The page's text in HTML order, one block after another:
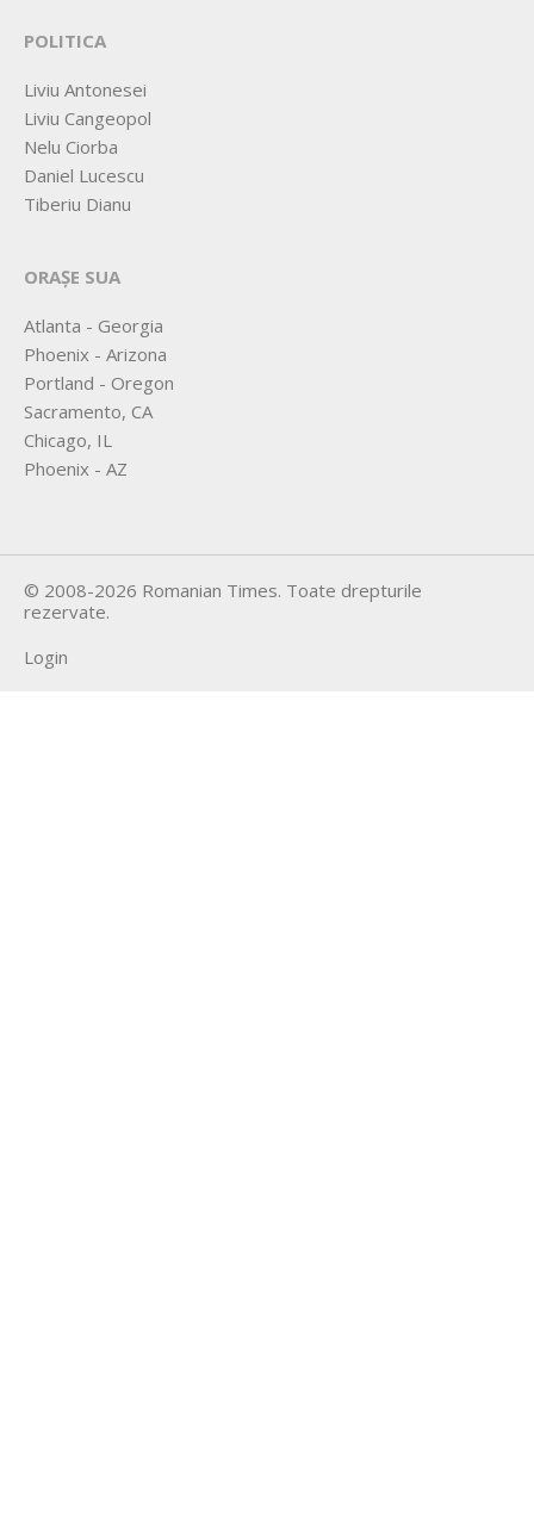
POLITICA
Liviu Antonesei
Liviu Cangeopol
Nelu Ciorba
Daniel Lucescu
Tiberiu Dianu
ORAȘE SUA
Atlanta - Georgia
Phoenix - Arizona
Portland - Oregon
Sacramento, CA
Chicago, IL
Phoenix - AZ
© 2008-2026 Romanian Times. Toate drepturile
rezervate.
Login